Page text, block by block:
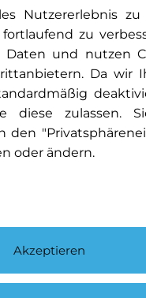
Nutzererlebnis
zu
Daten und nutzen
Da wir
diese zulassen.
den
oder ändern.
Akzeptieren
GLA |